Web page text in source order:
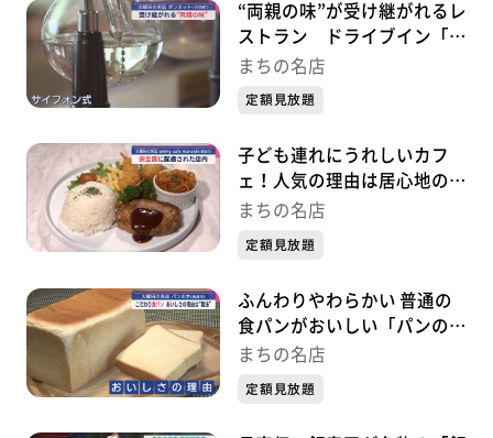
“両親の味”が受け継がれるレ
ストラン ドライブイン「ボ
ンネット」（青森・平内町）
まちの名店
定額見放題
子ども連れにうれしいカフ
ェ！人気の理由は居心地の良
さ 「エミーカフェ丸石」
～
まちの名店
定額見放題
ふんわりやわらかい 普通の
食パンがおいしい「パンの
木」（青森市）～『まちの名
まちの名店
定額見放題